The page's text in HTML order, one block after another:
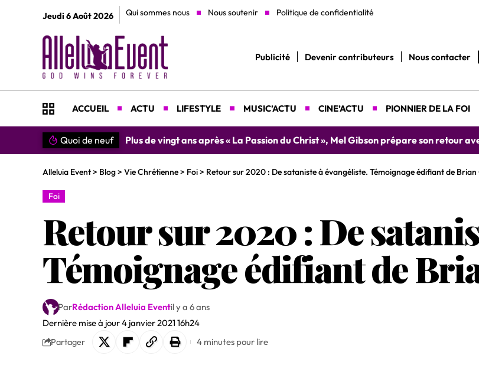
Jeudi 6 Août 2026 Qui sommes nous Nous soutenir Politique de confidentialité
Publicité Devenir contributeurs Nous contacter
ACCUEIL ACTU LIFESTYLE MUSIC’ACTU CINE’ACTU PIONNIER DE LA FOI
Quoi de neuf »SIMPLEMENT MERCI » : Chantre Lyah donne rendez-vous le 9 août prochain
Alleluia Event> Blog> Vie Chrétienne> Foi> Retour sur 2020 : De sataniste à évangéliste. Témoignage édifiant de Brian
Foi
Retour sur 2020 : De
Témoignage édifiant de
Dernière mise à jour 4 janvier 2021 16h24
ParRédaction Alleluia Eventil y a 6 ans
Partager 4 minutes pour lire